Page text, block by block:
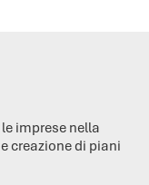
imprese nella
creazione di piani